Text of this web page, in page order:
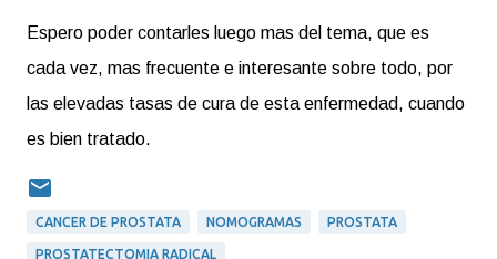
Espero poder contarles luego mas del tema, que es
cada vez, mas frecuente e interesante sobre todo, por
las elevadas tasas de cura de esta enfermedad, cuando
es bien tratado.
CANCER DE PROSTATA NOMOGRAMAS PROSTATA
PROSTATECTOMIA RADICAL